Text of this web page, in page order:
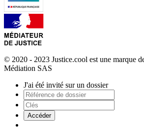
© 2020 - 2023 Justice.cool est une marque
Médiation SAS
J'ai été invité sur un dossier